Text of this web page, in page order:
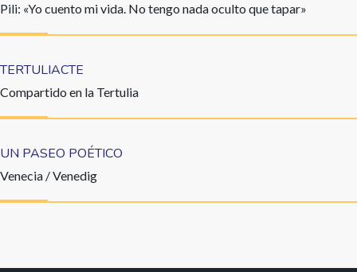
Pili: «Yo cuento mi vida. No tengo nada oculto que tapar»
TERTULIACTE
Compartido en la Tertulia
UN PASEO POÉTICO
Venecia / Venedig